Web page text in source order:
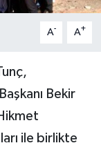
A- A+
Bekir
ile birlikte